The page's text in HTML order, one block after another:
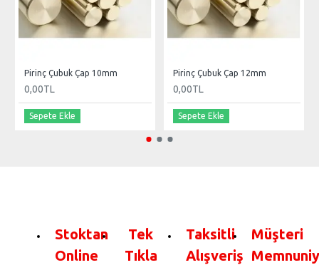
Pirinç Çubuk Çap 10mm
0,00TL
Sepete Ekle
Pirinç Çubuk Çap 12mm
0,00TL
Sepete Ekle
Stoktan
Online
Tek
Tıkla
Taksitli
Alışveriş
Müşteri